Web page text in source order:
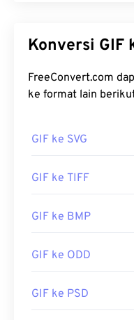
untuk membentuk
format berkasBMP
menggunakan
balasan berbasis
GIF?
yang
Selain itu, GIF
FreeConvert.com dapat
ke format lain
GIF ke SVG
GIF ke TIFF
GIF ke BMP
GIF ke ODD
GIF ke PSD